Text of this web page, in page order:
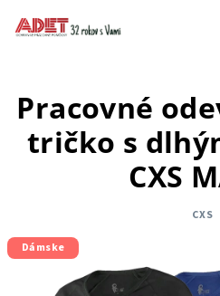
Pracovné
tričko s
CXS
CXS
Dámske